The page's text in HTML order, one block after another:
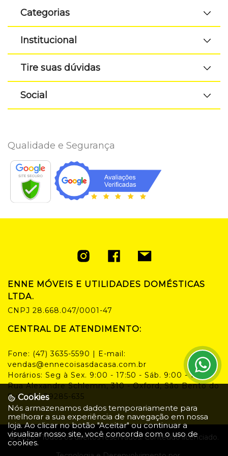
Categorias
Institucional
Tire suas dúvidas
Social
Qualidade e Segurança
ENNE MÓVEIS E UTILIDADES DOMÉSTICAS
LTDA.
CNPJ 28.668.047/0001-47
CENTRAL DE ATENDIMENTO:
Fone: (47) 3635-5590 | E-mail:
vendas@ennecoisasdacasa.com.br
Horários: Seg à Sex. 9:00 - 17:50 - Sáb. 9:00 - 14:00
Rua Alexandre Schlemm, 310 - Oxford, São Bento do
Sul - SC, 89285-635
©2026- Todos os direitos reservados. Conteúdo licenciado.
Cookies
Nós armazenamos dados temporariamente para
melhorar a sua experiência de navegação em nossa
loja. Ao clicar no botão "Aceitar" ou continuar a
visualizar nosso site, você concorda com o uso de
cookies.